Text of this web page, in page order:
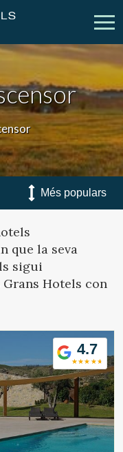
Escapades
Empreses
Catalunya
La meva reserva
person Crear compte
FR
que la seva
sigui
Hotels con
4.7